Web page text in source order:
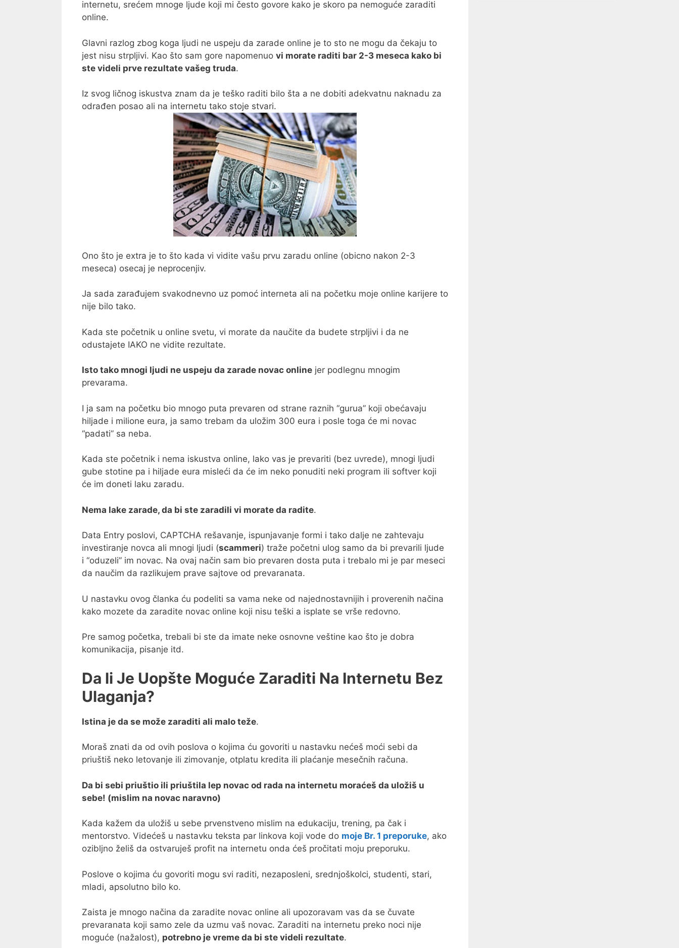
internetu, srećem mnoge ljude koji mi često govore kako je skoro pa nemoguće zaraditi
online.
Glavni razlog zbog koga ljudi ne uspeju da zarade online je to sto ne mogu da čekaju to
jest nisu strpljivi. Kao što sam gore napomenuo vi morate raditi bar 2-3 meseca kako bi
ste videli prve rezultate vašeg truda.
Iz svog ličnog iskustva znam da je teško raditi bilo šta a ne dobiti adekvatnu naknadu za
odrađen posao ali na internetu tako stoje stvari.
Ono što je extra je to što kada vi vidite vašu prvu zaradu online (obicno nakon 2-3
meseca) osecaj je neprocenjiv.
Ja sada zarađujem svakodnevno uz pomoć interneta ali na početku moje online karijere to
nije bilo tako.
Kada ste početnik u online svetu, vi morate da naučite da budete strpljivi i da ne
odustajete IAKO ne vidite rezultate.
Isto tako mnogi ljudi ne uspeju da zarade novac online jer podlegnu mnogim
prevarama.
I ja sam na početku bio mnogo puta prevaren od strane raznih “gurua” koji obećavaju
hiljade i milione eura, ja samo trebam da uložim 300 eura i posle toga će mi novac
“padati” sa neba.
Kada ste početnik i nema iskustva online, lako vas je prevariti (bez uvrede), mnogi ljudi
gube stotine pa i hiljade eura misleći da će im neko ponuditi neki program ili softver koji
će im doneti laku zaradu.
Nema lake zarade, da bi ste zaradili vi morate da radite.
Data Entry poslovi, CAPTCHA rešavanje, ispunjavanje formi i tako dalje ne zahtevaju
investiranje novca ali mnogi ljudi (scammeri) traže početni ulog samo da bi prevarili ljude
i “oduzeli” im novac. Na ovaj način sam bio prevaren dosta puta i trebalo mi je par meseci
da naučim da razlikujem prave sajtove od prevaranata.
U nastavku ovog članka ću podeliti sa vama neke od najednostavnijih i proverenih načina
kako mozete da zaradite novac online koji nisu teški a isplate se vrše redovno.
Pre samog početka, trebali bi ste da imate neke osnovne veštine kao što je dobra
komunikacija, pisanje itd.
Da li Je Uopšte Moguće Zaraditi Na Internetu Bez
Ulaganja?
Istina je da se može zaraditi ali malo teže.
Moraš znati da od ovih poslova o kojima ću govoriti u nastavku nećeš moći sebi da
priuštiš neko letovanje ili zimovanje, otplatu kredita ili plaćanje mesečnih računa.
Da bi sebi priuštio ili priuštila lep novac od rada na internetu moraćeš da uložiš u
sebe! (mislim na novac naravno)
Kada kažem da uložiš u sebe prvenstveno mislim na edukaciju, trening, pa čak i
mentorstvo. Videćeš u nastavku teksta par linkova koji vode do moje Br. 1 preporuke, ako
ozibljno želiš da ostvaruješ profit na internetu onda ćeš pročitati moju preporuku.
Poslove o kojima ću govoriti mogu svi raditi, nezaposleni, srednjoškolci, studenti, stari,
mladi, apsolutno bilo ko.
Zaista je mnogo načina da zaradite novac online ali upozoravam vas da se čuvate
prevaranata koji samo zele da uzmu vaš novac. Zaraditi na internetu preko noci nije
moguće (nažalost), potrebno je vreme da bi ste videli rezultate.